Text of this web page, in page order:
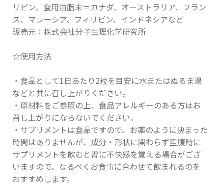
リピン、食用油脂末＝カナダ、オーストラリア、フラン
ス、マレーシア、フィリピン、インドネシアなど
販売元：株式会社分子生理化学研究所
☆使用方法
・食品として1日あたり2粒を目安に水またはぬるま湯
などと共に召し上がりください。
・原材料をご参照の上、食品アレルギーのある方はお
召し上がりにならないでください。
・サプリメントは食品ですので、お薬のように決まった
時間はありませんが、成分・形状に関わらず空腹時に
サプリメントを飲むと胃に不快感を覚える場合がござ
いますので、なるべくお食事に合わせて飲まれるのを
おすすめします。